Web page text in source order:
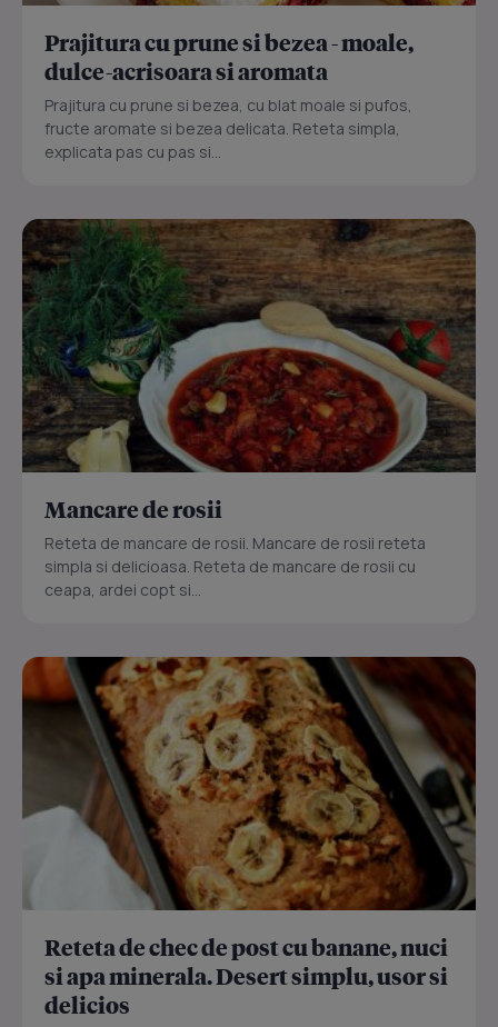
Prajitura cu prune si bezea - moale,
dulce-acrisoara si aromata
Prajitura cu prune si bezea, cu blat moale si pufos,
fructe aromate si bezea delicata. Reteta simpla,
explicata pas cu pas si...
Mancare de rosii
Reteta de mancare de rosii. Mancare de rosii reteta
simpla si delicioasa. Reteta de mancare de rosii cu
ceapa, ardei copt si...
Reteta de chec de post cu banane, nuci
si apa minerala. Desert simplu, usor si
delicios